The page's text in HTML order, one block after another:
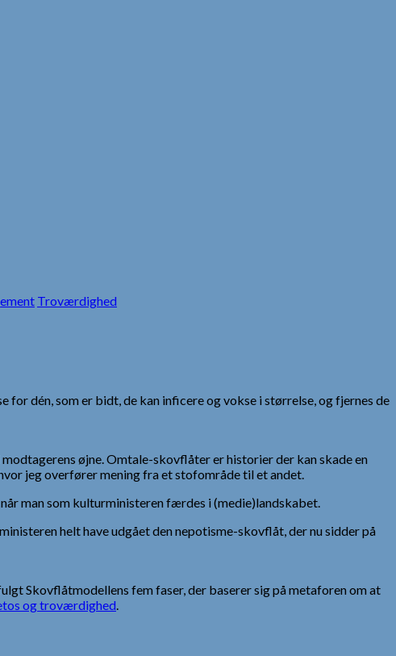
Troværdighed
dén, som er bidt, de kan inficere og vokse i størrelse, og fjernes de
øjne. Omtale-skovflåter er historier der kan skade en
jeg overfører mening fra et stofområde til et andet.
man som kulturministeren færdes i (medie)landskabet.
helt have udgået den nepotisme-skovflåt, der nu sidder på
Skovflåtmodellens fem faser, der baserer sig på metaforen om at
og troværdighed.